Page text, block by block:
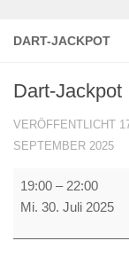
DART-JACKPOT
Dart-Jackpot
VERÖFFENTLICHT
SEPTEMBER 2025
Dart-
Jackpot
19:00 – 22:00
Mi. 30. Juli 2025